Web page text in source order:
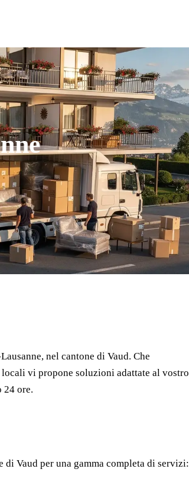
nel cantone di Vaud. Che
vi propone soluzioni adattate al vostro
24 ore.
Vaud per una gamma completa di servizi: